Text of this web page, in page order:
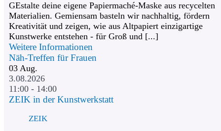
GEstalte deine eigene Papiermaché-Maske aus recycelten
Materialien. Gemiensam basteln wir nachhaltig, fördern
Kreativität und zeigen, wie aus Altpapiert einzigartige
Kunstwerke entstehen - für Groß und [...]
Weitere Informationen
Näh-Treffen für Frauen
03 Aug.
3.08.2026
11:00 - 14:00
ZEIK in der Kunstwerkstatt
ZEIK